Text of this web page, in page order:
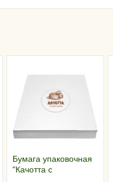
Бумага упаковочная
"Качотта с